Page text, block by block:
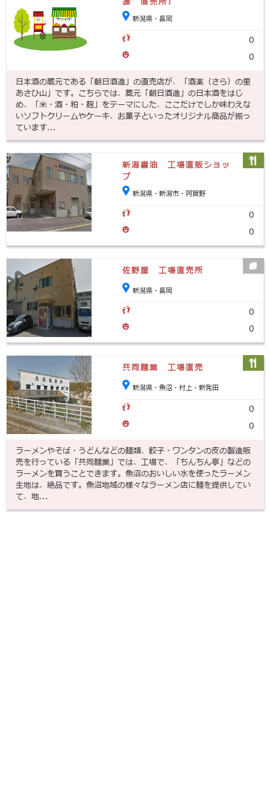
造 直売所）
新潟県・長岡
0
0
日本酒の蔵元である「朝日酒造」の直売店が、「酒楽（さら）の里
あさひ山」です。こちらでは、蔵元「朝日酒造」の日本酒をはじ
め、「米・酒・粕・麹」をテーマにした、ここだけでしか味わえな
いソフトクリームやケーキ、お菓子といったオリジナル商品が揃っ
ています...
新潟醤油 工場直販ショッ
プ
新潟県・新潟市・阿賀野
0
0
佐野屋 工場直売所
新潟県・長岡
0
0
共同麺業 工場直売
新潟県・魚沼・村上・新発田
0
0
ラーメンやそば・うどんなどの麺類、餃子・ワンタンの皮の製造販
売を行っている「共同麺業」では、工場で、「ちんちん亭」などの
ラーメンを買うことできます。魚沼のおいしい水を使ったラーメン
生地は、絶品です。魚沼地域の様々なラーメン店に麺を提供してい
て、地...